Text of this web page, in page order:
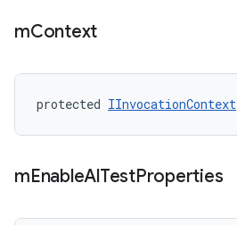
mContext
protected IInvocationContext
mEnableAlTestProperties